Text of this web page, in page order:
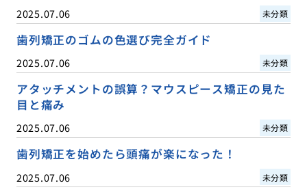
2025.07.06 未分類
歯列矯正のゴムの色選び完全ガイド
2025.07.06 未分類
アタッチメントの誤算？マウスピース矯正の見た
目と痛み
2025.07.06 未分類
歯列矯正を始めたら頭痛が楽になった！
2025.07.06 未分類